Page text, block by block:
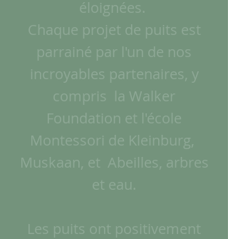
éloignées.
Chaque projet de puits est
parrainé par l'un de nos
incroyables partenaires, y
compris la Walker
Foundation et l'école
Montessori de Kleinburg,
Muskaan, et Abeilles, arbres
et eau.
Les puits ont positivement